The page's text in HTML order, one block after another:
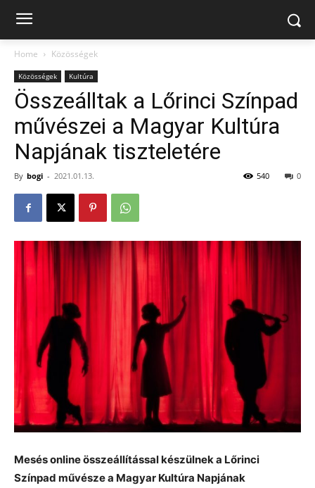
Home Közösségek
Közösségek Kultúra
Összeálltak a Lőrinci Színpad
művészei a Magyar Kultúra
Napjának tiszteletére
By bogi - 2021.01.13. 0
540
Mesés online összeállítással készülnek a Lőrinci
Színpad művésze a Magyar Kultúra Napjának